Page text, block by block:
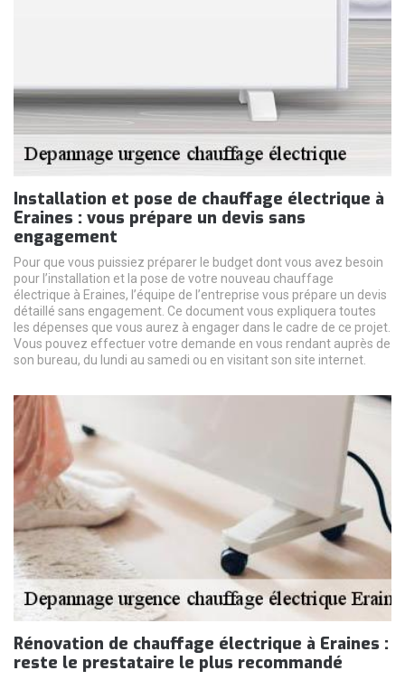
Installation et pose de chauffage électrique à
Eraines : vous prépare un devis sans
engagement
Pour que vous puissiez préparer le budget dont vous avez besoin
pour l’installation et la pose de votre nouveau chauffage
électrique à Eraines, l’équipe de l’entreprise vous prépare un devis
détaillé sans engagement. Ce document vous expliquera toutes
les dépenses que vous aurez à engager dans le cadre de ce projet.
Vous pouvez effectuer votre demande en vous rendant auprès de
son bureau, du lundi au samedi ou en visitant son site internet.
Rénovation de chauffage électrique à Eraines :
reste le prestataire le plus recommandé